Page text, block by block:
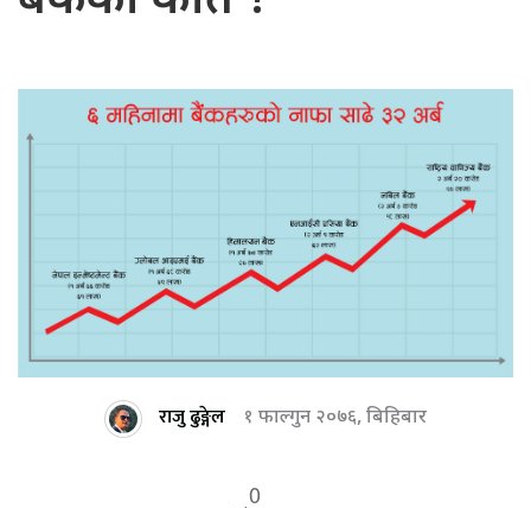
राजु ढुङ्गेल १ फाल्गुन २०७६, बिहिबार
0